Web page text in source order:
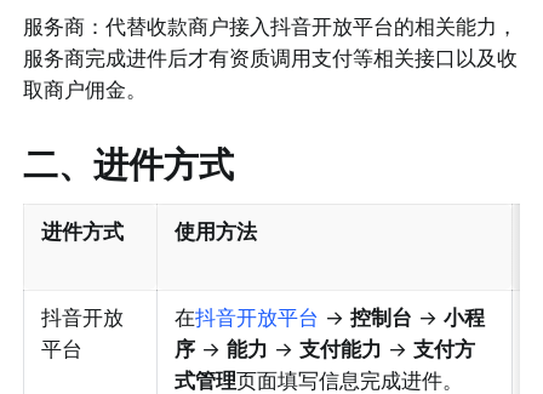
服务商：代替收款商户接入抖音开放平台的相关能力，
服务商完成进件后才有资质调用支付等相关接口以及收
取商户佣金。
二、进件方式
进件方式 使用方法
抖音开放
平台
在抖音开放平台 -> 控制台 -> 小程
序 -> 能力 -> 支付能力 -> 支付方
式管理页面填写信息完成进件。